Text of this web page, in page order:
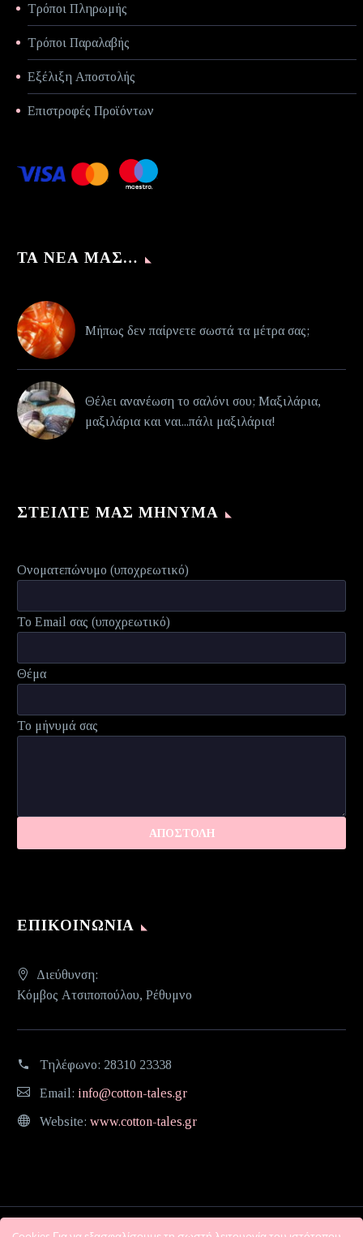
Τρόποι Πληρωμής
Τρόποι Παραλαβής
Εξέλιξη Αποστολής
Επιστροφές Προϊόντων
ΤΑ ΝΈΑ ΜΑΣ…
Μήπως δεν παίρνετε σωστά τα μέτρα σας;
Θέλει ανανέωση το σαλόνι σου; Μαξιλάρια,
μαξιλάρια και ναι...πάλι μαξιλάρια!
ΣΤΕΊΛΤΕ ΜΑΣ ΜΉΝΥΜΑ
Ονοματεπώνυμο (υποχρεωτικό)
Το Email σας (υποχρεωτικό)
Θέμα
Το μήνυμά σας
ΕΠΙΚΟΙΝΩΝΊΑ
Διεύθυνση:
Κόμβος Ατσιποπούλου, Ρέθυμνο
Τηλέφωνο: 28310 23338
Email: info@cotton-tales.gr
Website: www.cotton-tales.gr